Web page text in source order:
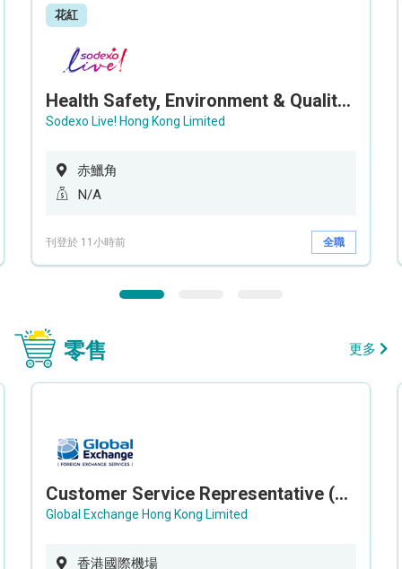
花紅
Health Safety, Environment & Quality Assurance Officer (Maternity cover – 5 months contract)
Sodexo Live! Hong Kong Limited
赤鱲角
N/A
刊登於 11小時前 全職
零售 更多
Customer Service Representative (Airport)
Global Exchange Hong Kong Limited
香港國際機場